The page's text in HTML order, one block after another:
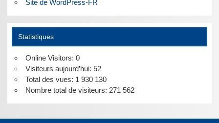
Site de WordPress-FR
Statistiques
Online Visitors: 0
Visiteurs aujourd’hui: 52
Total des vues: 1 930 130
Nombre total de visiteurs: 271 562